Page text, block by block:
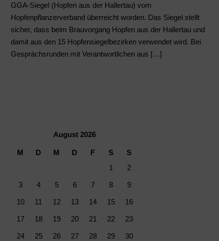
GGA-Siegel (Hopfen aus der Hallertau) vom
Hopfenpflanzerverband überreicht worden. Das Siegel stellt
sicher, dass beim Brauvorgang Hopfen aus der Hallertau und
damit aus den 15 Hopfensiegelbezirken verwendet wird. Bei
Gesprächsrunden mit Verantwortlichen aus […]
August 2026
M D M D F S
S
1
2
3 4 5 6 7 8 9
10 11 12 13 14 15 16
17 18 19 20 21 22 23
24 25 26 27 28 29 30